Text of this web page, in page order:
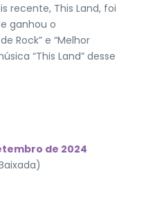
recente, This Land, foi
ganhou o
Rock” e “Melhor
“This Land” desse
de 2024